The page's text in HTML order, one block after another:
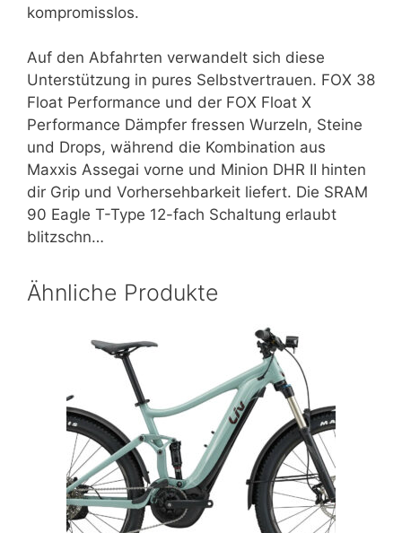
kompromisslos.
Auf den Abfahrten verwandelt sich diese
Unterstützung in pures Selbstvertrauen. FOX 38
Float Performance und der FOX Float X
Performance Dämpfer fressen Wurzeln, Steine
und Drops, während die Kombination aus
Maxxis Assegai vorne und Minion DHR II hinten
dir Grip und Vorhersehbarkeit liefert. Die SRAM
90 Eagle T-Type 12-fach Schaltung erlaubt
blitzschn…
Ähnliche Produkte